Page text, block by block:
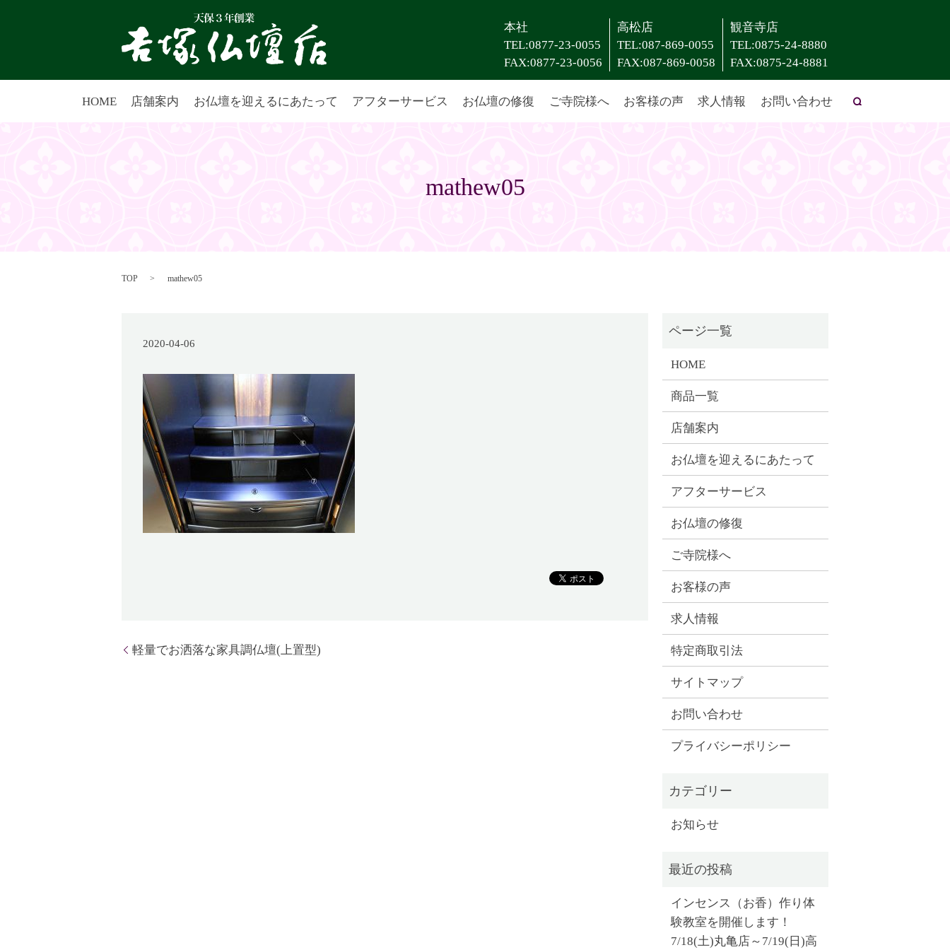
本社
TEL:0877-23-0055
FAX:0877-23-0056
高松店
TEL:087-869-0055
FAX:087-869-0058
観音寺店
TEL:0875-24-8880
FAX:0875-24-8881
HOME 店舗案内 お仏壇を迎えるにあたって アフターサービス お仏壇の修復 ご寺院様へ お客様の声 求人情報 お問い合わせ
mathew05
TOP mathew05
2020-04-06
軽量でお洒落な家具調仏壇(上置型)
HOME
商品一覧
店舗案内
お仏壇を迎えるにあたって
アフターサービス
お仏壇の修復
ご寺院様へ
お客様の声
求人情報
特定商取引法
サイトマップ
お問い合わせ
プライバシーポリシー
お知らせ
インセンス（お香）作り体
験教室を開催します！
7/18(土)丸亀店～7/19(日)高